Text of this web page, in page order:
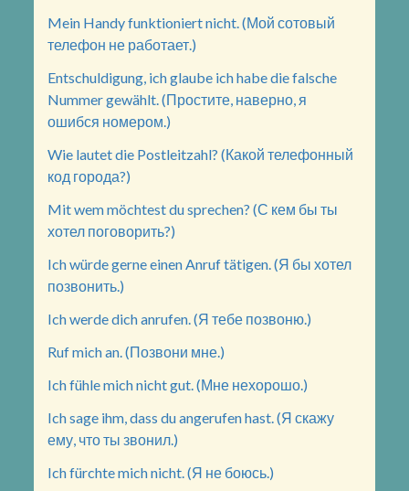
Mein Handy funktioniert nicht. (Мой сотовый
телефон не работает.)
Entschuldigung, ich glaube ich habe die falsche
Nummer gewählt. (Простите, наверно, я
ошибся номером.)
Wie lautet die Postleitzahl? (Какой телефонный
код города?)
Mit wem möchtest du sprechen? (С кем бы ты
хотел поговорить?)
Ich würde gerne einen Anruf tätigen. (Я бы хотел
позвонить.)
Ich werde dich anrufen. (Я тебе позвоню.)
Ruf mich an. (Позвони мне.)
Ich fühle mich nicht gut. (Мне нехорошо.)
Ich sage ihm, dass du angerufen hast. (Я скажу
ему, что ты звонил.)
Ich fürchte mich nicht. (Я не боюсь.)